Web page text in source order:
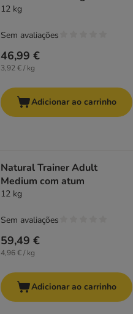
12 kg
46,99 €
3,92 € / kg
Sem avaliações
Adicionar ao carrinho
Natural Trainer Adult
Medium com atum
12 kg
59,49 €
4,96 € / kg
Sem avaliações
Adicionar ao carrinho